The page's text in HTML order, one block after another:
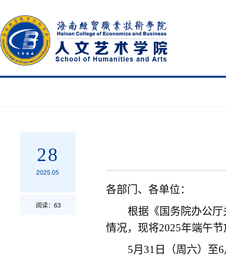
28
2025.05
阅读：63
各部门、各单位：
根据《国务院办公
情况，现将2025年端午
5月31日（周六）至